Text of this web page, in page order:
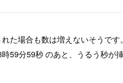
た場合も数は増えないそうです。
59分59秒 のあと、うるう秒が